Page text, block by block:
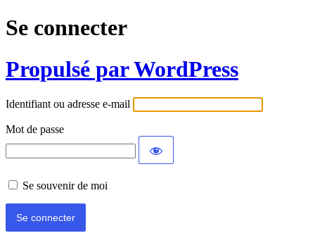
Se connecter
Propulsé par WordPress
Identifiant ou adresse e-mail
Mot de passe
Se souvenir de moi